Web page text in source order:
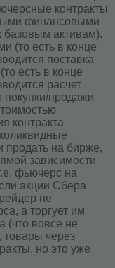
контракты
финансовыми
активам).
(то есть в конце
поставка
есть в конце
расчет
покупки/продажи
контракта
продать на бирже,
зависимости
фьючерс на
акции Сбера
не
а торгует им
(что вовсе не
товары через
но это уже